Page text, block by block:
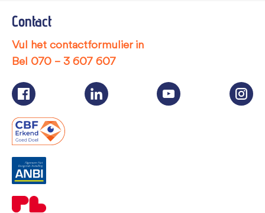
Contact
Vul het contactformulier in
Bel 070 – 3 607 607